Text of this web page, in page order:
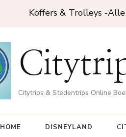
Koffers & Trolleys -
Citytrips & Stedentrips Online
HOME DISNEYLAND